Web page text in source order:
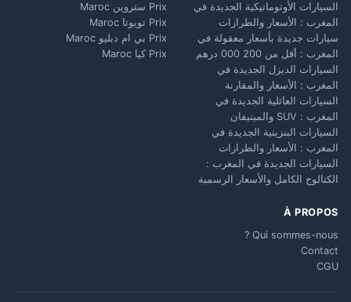
السيارات الأوتوماتيكية الجديدة في
المغرب : الأسعار والطرازات
سيارات جديدة بأسعار معقولة في
المغرب : أقل من 200 000 درهم
السيارات الديزل الجديدة في
المغرب : الأسعار والمقارنة
السيارات العائلية الجديدة في
المغرب : SUV والمينيفان
السيارات البنزينية الجديدة في
المغرب : الأسعار والطرازات
السيارات الجديدة في المغرب :
الكتالوج الكامل والأسعار الرسمية
Prix ستروين Maroc
Prix تويوتا Maroc
Prix بي ام دبليو Maroc
Prix كيا Maroc
À PROPOS
Qui sommes-nous ?
Contact
CGU